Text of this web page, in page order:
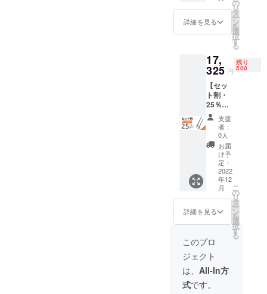
合等に
より出
荷時期
いま
す。予
めご了
承くだ
さい。
グ×1 ■
ショル
落下防
止紐×1
■調整用
レンチ
×1 ■日
本語取
扱説明
書×1 ※
ご支援
の数が
想定を
上回っ
た場
合、製
造工程
上の都
合等に
が遅れ
がござ
いま
す。予
めご了
価格
19,800
円 →
14,850
（税・
送料
込）
【内
容】 ■
多機能
シャベ
ル（M
サイ
ズ）×2
■シャベ
ル保護
カバー
×2 ■収
納バッ
グ×2 ■
ショル
プ×2 ■
日本語
取扱説
明書×2
※ご支援
の数が
詳細を見る
の
リ
タ
ー
ン
を
選
択
す
る
17,
325 円
残り
500
【セッ
ト割・
25％OF
F】
NexToo
l多機能
シャベ
ル（Lサ
イズ）
× 2 一般
販売予
定価格
23,100
円 →
17,325
円
（税・
送料
込）
【内
容】 ■
多機能
支援
者：
0人
お届
け予
定：
2022
年12
月
詳細を見る
こ
の
リ
タ
ー
ン
を
選
択
す
る
このプロ
ジェクト
は、 All-In方
式です。